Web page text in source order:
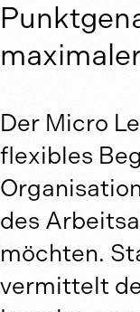
Der Micro
flexibles
des
möchten.
vermittelt